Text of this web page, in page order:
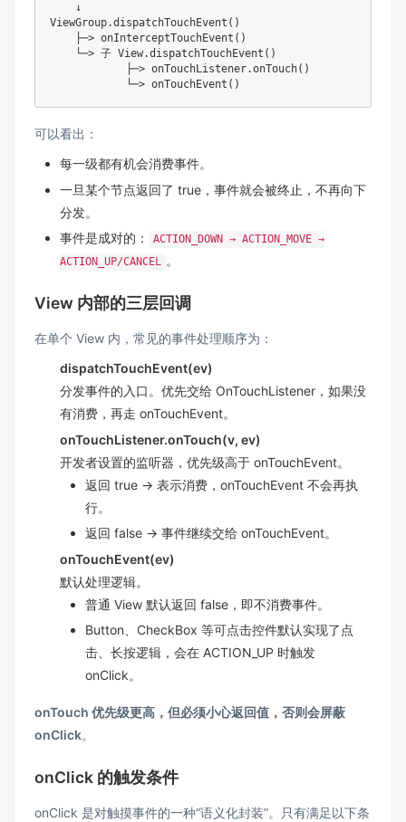
    ↓
ViewGroup.dispatchTouchEvent()
    ├─> onInterceptTouchEvent()
    └─> 子 View.dispatchTouchEvent()
            ├─> onTouchListener.onTouch()
可以看出：
每一级都有机会消费事件。
一旦某个节点返回了 true，事件就会被终止，不再向下
分发。
事件是成对的：
ACTION_DOWN → ACTION_MOVE →
ACTION_UP/CANCEL 。
View 内部的三层回调
在单个 View 内，常见的事件处理顺序为：
dispatchTouchEvent(ev)
分发事件的入口。优先交给 OnTouchListener，如果没
有消费，再走 onTouchEvent。
onTouchListener.onTouch(v, ev)
开发者设置的监听器，优先级高于 onTouchEvent。
返回 true → 表示消费，onTouchEvent 不会再执
行。
返回 false → 事件继续交给 onTouchEvent。
onTouchEvent(ev)
默认处理逻辑。
普通 View 默认返回 false，即不消费事件。
Button、CheckBox 等可点击控件默认实现了点
击、长按逻辑，会在 ACTION_UP 时触发
onClick。
onTouch 优先级更高，但必须小心返回值，否则会屏蔽
onClick。
onClick 的触发条件
onClick 是对触摸事件的一种“语义化封装”。只有满足以下条